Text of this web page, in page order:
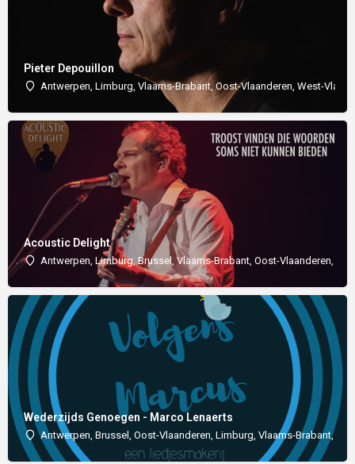
Pieter Depouillon
Antwerpen, Limburg, Vlaams-Brabant, Oost-Vlaanderen, West-
Acoustic Delight
Antwerpen, Limburg, Brussel, Vlaams-Brabant, Oost-Vlaanderen,
Wederzijds Genoegen - Marco Lenaerts
Antwerpen, Brussel, Oost-Vlaanderen, Limburg, Vlaams-Brabant,